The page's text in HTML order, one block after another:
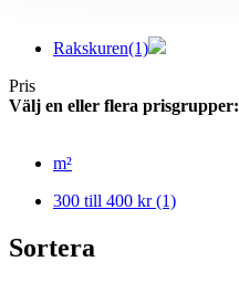
Rakskuren(1)
Pris
Välj en eller flera prisgrupper:
m²
300 till 400 kr(1)
Sortera